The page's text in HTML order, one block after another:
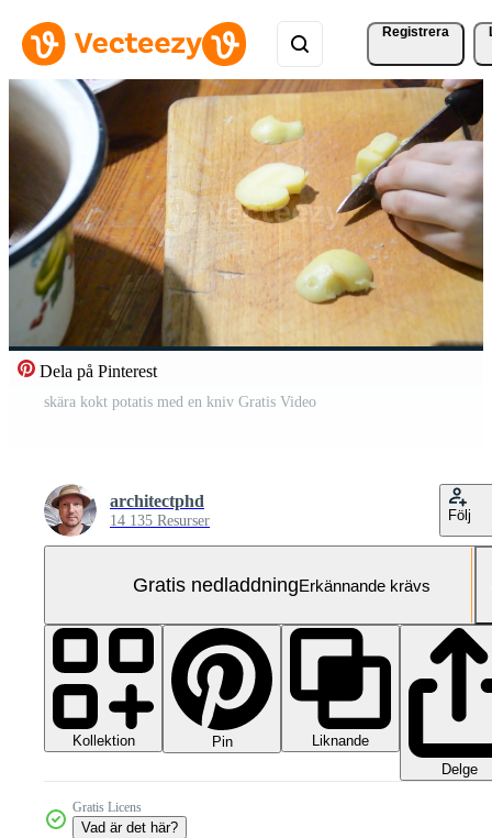
Registrera
Dela på Pinterest
skära kokt potatis med en kniv Gratis Video
architectphd
14 135 Resurser Följ
Gratis nedladdningErkännande krävs
Kollektion Pin
Liknande
Delge
Gratis Licens
Vad är det här?